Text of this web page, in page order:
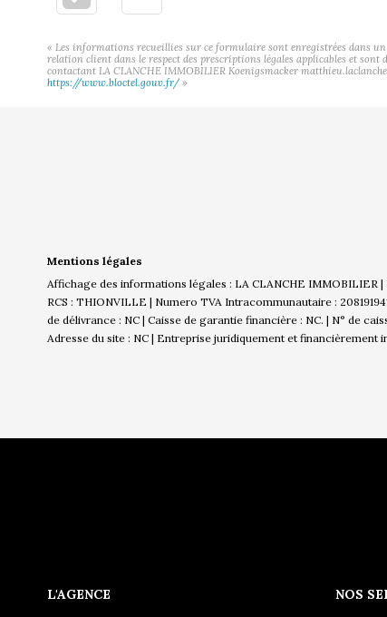
« Les informations recueillies sur ce formulaire sont enregistrées dans
relation client dans le respect des prescriptions légales applicables et
contactant LA CLANCHE IMMOBILIER Koenigsmacker
https://www.bloctel.gouv.fr/»
Mentions légales
Affichage des informations légales : LA CLANCHE IMMOBILIER |
RCS : THIONVILLE | Numero TVA Intracommunautaire :
de délivrance : NC | Caisse de garantie financière : NC. | N° de
Adresse du site : NC | Entreprise juridiquement et financièrement
L'AGENCE NOS